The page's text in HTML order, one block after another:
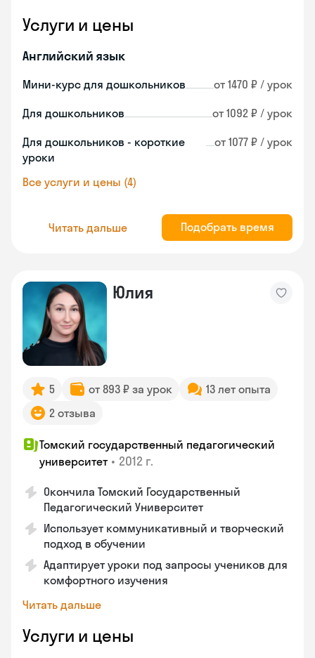
Услуги и цены
Английский язык
Мини-курс для дошкольников от 1470 ₽ / урок
Для дошкольников от 1092 ₽ / урок
Для дошкольников - короткие
уроки
от 1077 ₽ / урок
Все услуги и цены (4)
Читать дальше Подобрать время
Юлия
5 от 893 ₽ за урок
13 лет опыта
2 отзыва
Томский государственный педагогический
университет • 2012 г.
Окончила Томский Государственный
Педагогический Университет
Использует коммуникативный и творческий
подход в обучении
Адаптирует уроки под запросы учеников для
комфортного изучения
Читать дальше
Услуги и цены